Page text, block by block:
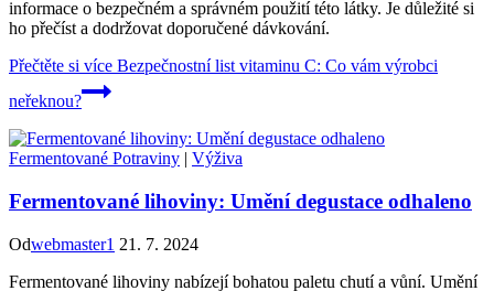
informace o bezpečném a správném použití této látky. Je důležité si
ho přečíst a dodržovat doporučené dávkování.
Přečtěte si více Bezpečnostní list vitaminu C: Co vám výrobci
neřeknou?
Fermentované Potraviny | Výživa
Fermentované lihoviny: Umění degustace odhaleno
Odwebmaster1 21. 7. 2024
Fermentované lihoviny nabízejí bohatou paletu chutí a vůní. Umění